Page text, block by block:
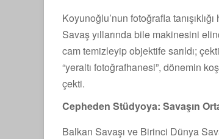
Koyunoğlu’nun fotoğrafla
Savaş yıllarında bile makinesini
cam temizleyip objektife sarıldı;
“yeraltı fotoğrafhanesi”, dönemin
çekti.
Cepheden Stüdyoya: Savaşın
Balkan Savaşı ve Birinci Dünya